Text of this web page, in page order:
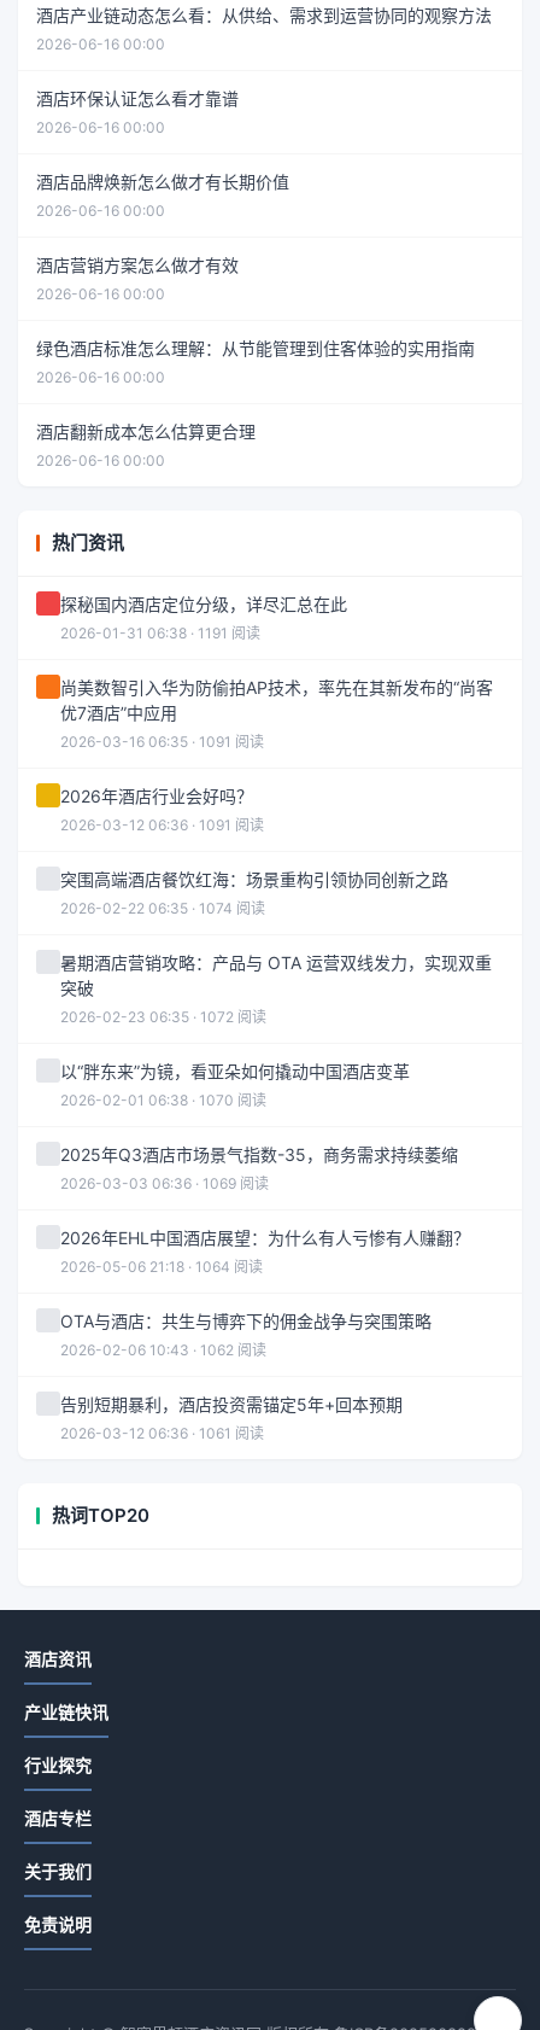
酒店产业链动态怎么看：从供给、需求到运营协同的观察方法
2026-06-16 00:00
酒店环保认证怎么看才靠谱
2026-06-16 00:00
酒店品牌焕新怎么做才有长期价值
2026-06-16 00:00
酒店营销方案怎么做才有效
2026-06-16 00:00
绿色酒店标准怎么理解：从节能管理到住客体验的实用指南
2026-06-16 00:00
酒店翻新成本怎么估算更合理
2026-06-16 00:00
热门资讯
探秘国内酒店定位分级，详尽汇总在此
2026-01-31 06:38 · 1191 阅读
尚美数智引入华为防偷拍AP技术，率先在其新发布的“尚客
优7酒店”中应用
2026-03-16 06:35 · 1091 阅读
2026年酒店行业会好吗？
2026-03-12 06:36 · 1091 阅读
突围高端酒店餐饮红海：场景重构引领协同创新之路
2026-02-22 06:35 · 1074 阅读
暑期酒店营销攻略：产品与 OTA 运营双线发力，实现双重
突破
2026-02-23 06:35 · 1072 阅读
以“胖东来”为镜，看亚朵如何撬动中国酒店变革
2026-02-01 06:38 · 1070 阅读
2025年Q3酒店市场景气指数-35，商务需求持续萎缩
2026-03-03 06:36 · 1069 阅读
2026年EHL中国酒店展望：为什么有人亏惨有人赚翻？
2026-05-06 21:18 · 1064 阅读
OTA与酒店：共生与博弈下的佣金战争与突围策略
2026-02-06 10:43 · 1062 阅读
告别短期暴利，酒店投资需锚定5年+回本预期
2026-03-12 06:36 · 1061 阅读
热词TOP20
酒店资讯
产业链快讯
行业探究
酒店专栏
关于我们
免责说明